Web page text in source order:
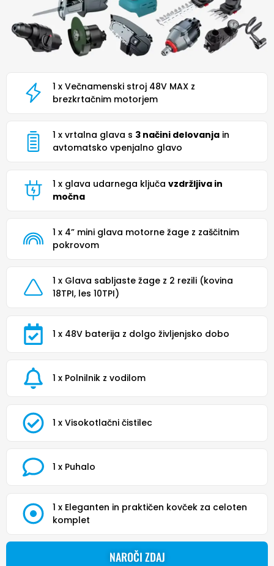
1 x Večnamenski stroj 48V MAX z
brezkrtačnim motorjem
1 x vrtalna glava s 3 načini delovanjain
avtomatsko vpenjalno glavo
1 x glava udarnega ključa vzdržljiva in
močna
1 x 4” mini glava motorne žage z zaščitnim
pokrovom
1 x Glava sabljaste žage z 2 rezili (kovina
18TPI, les 10TPI)
1 x 48V baterija z dolgo življenjsko dobo
1 x Polnilnik z vodilom
1 x Visokotlačni čistilec
1 x Puhalo
1 x Eleganten in praktičen kovček za celoten
komplet
NAROČI ZDAJ